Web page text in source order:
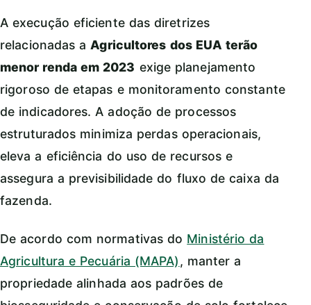
A execução eficiente das diretrizes
relacionadas a Agricultores dos EUA terão
menor renda em 2023 exige planejamento
rigoroso de etapas e monitoramento constante
de indicadores. A adoção de processos
estruturados minimiza perdas operacionais,
eleva a eficiência do uso de recursos e
assegura a previsibilidade do fluxo de caixa da
fazenda.
De acordo com normativas do Ministério da
Agricultura e Pecuária (MAPA), manter a
propriedade alinhada aos padrões de